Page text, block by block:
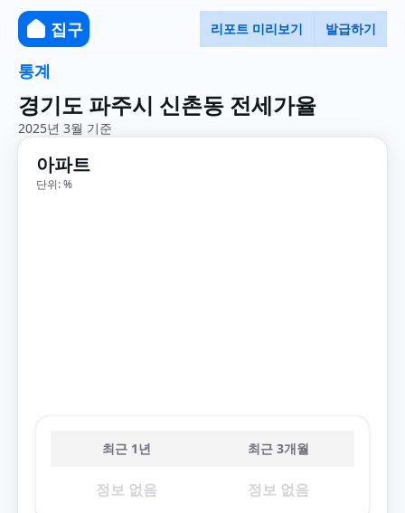
집구 리포트 미리보기 발급하기
통계
경기도 파주시 신촌동 전세가율
2025년 3월 기준
아파트
단위: %
최근 1년 최근 3개월
정보 없음 정보 없음